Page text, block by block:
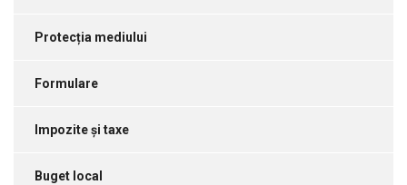
Protecția mediului
Formulare
Impozite și taxe
Buget local